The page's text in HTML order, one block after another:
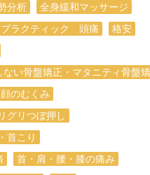
分析
全身緩和マッサージ
プラクティック 頭痛
格安
い骨盤矯正・マタニティ骨盤
顔のむくみ
グリつぼ押し
首こり
首・肩・腰・膝の痛み